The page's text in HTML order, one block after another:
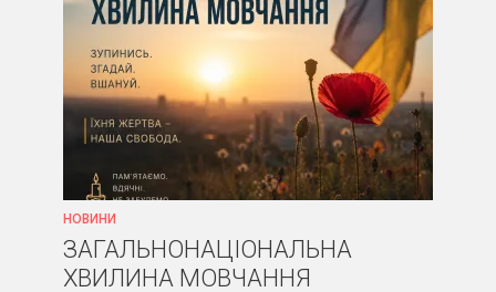
НОВИНИ
ЗАГАЛЬНОНАЦІОНАЛЬНА
ХВИЛИНА МОВЧАННЯ